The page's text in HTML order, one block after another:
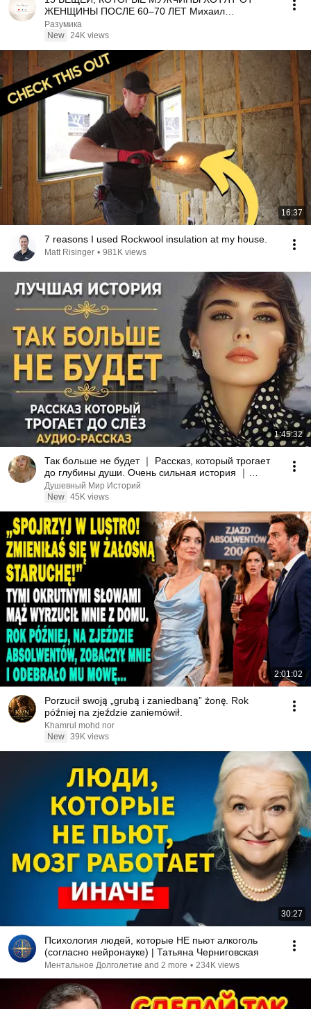
ЖЕНЩИНЫ ПОСЛЕ 60–70 ЛЕТ Михаил
Лабковский
Разумика
New 24K views
16:37
7 reasons I used Rockwool insulation at my house.
Matt Risinger • 981K views
1:45:32
Так больше не будет ｜ Рассказ, который трогает
до глубины души. Очень сильная история ｜
Аудиорассказ
Душевный Мир Историй
New 45K views
2:01:02
Porzucił swoją „grubą i zaniedbaną” żonę. Rok
później na zjeździe zaniemówił.
Khamrul mohd nor
New 39K views
30:27
Психология людей, которые НЕ пьют алкоголь
(согласно нейронауке) | Татьяна Черниговская
Ментальное Долголетие and 2 more • 234K views